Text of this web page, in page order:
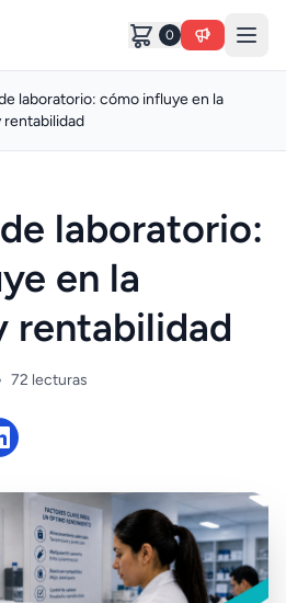
0
laboratorio: cómo influye en la
rentabilidad
laboratorio:
en la
rentabilidad
72 lecturas